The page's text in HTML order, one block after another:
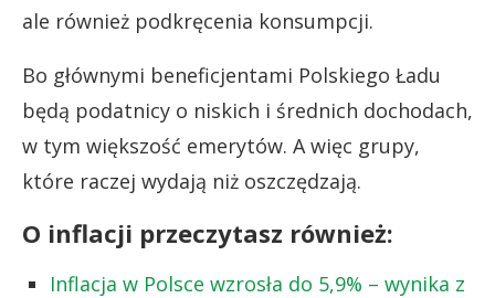
ale również podkręcenia konsumpcji.
Bo głównymi beneficjentami Polskiego Ładu
będą podatnicy o niskich i średnich dochodach,
w tym większość emerytów. A więc grupy,
które raczej wydają niż oszczędzają.
O inflacji przeczytasz również:
Inflacja w Polsce wzrosła do 5,9% – wynika z